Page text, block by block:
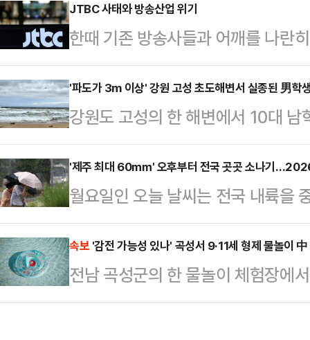
기 때문이다. 지지율이 꺾이면 자연
미치고 있는 더불어민주당의 내홍
이라는 분석이 나온다.22일 국민의
며 퇴원 시점을 검토하는 것으로
는데, 올해 초 쌍특검(통일교·공천
영향을 미쳤다고 전…
JTBC 사태와 방송산업 위기
한때 기존 방송사들과 어깨를 나란
JTBC가 위기에 처해 충격을 주고
JTBC, 콘텐트리중앙, 메가박스중
난 15일 서울회생법원에 기업회생
12일 206억원 규모 유동화 차입금
사흘 만의 일이다.JTBC의 위기가
보유했기 때문이다. ‘스카이캐슬’,
‘냉장고를 부…
'파도가 3m 이상' 강원 고성 초도해변서 실종된 男학
강원도 고성의 한 해변에서 10대
간 수색에 나섰으나 아직까지 실종
고성군 초도해변에서 고등학생 A
초 해경과 함께 헬기 1대와 장비
내 수색 작업에 나섰다.하지만 기상
6시쯤 종료됐다. 다만 속초 해경은
대에 대한 수색을 이어갔다.A군은
하려고…
'제주 최대 60㎜' 오후부터 전국 곳곳 소나기
월요일인 오늘 날씨는 전국 내륙을
리는 곳이 있겠고, 제주는 최대 60
상청은 이날 "소나기가 내리는 지
러운 곳이 있겠다"고 예보했다
▲서울·인천·경기 5~40㎜ ▲강
속보 '감전 가능성 있나' 곡성서 9·11세 형제 물놀이
전남 곡성군의 한 물놀이 체험장에
다.21일 전남 곡성경찰서 등에 따